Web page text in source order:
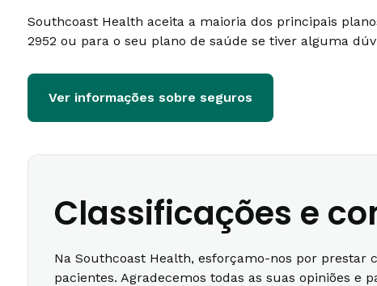
Southcoast Health aceita a maioria dos principais
2952 ou para o seu plano de saúde se tiver alguma
Ver informações sobre seguros
Classificações e
Na Southcoast Health, esforçamo-nos por prestar
pacientes. Agradecemos todas as suas opiniões e